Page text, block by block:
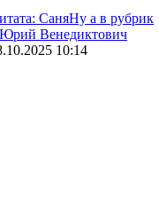
СаняНу а в рубрик
Юрий Венедиктович
10:14